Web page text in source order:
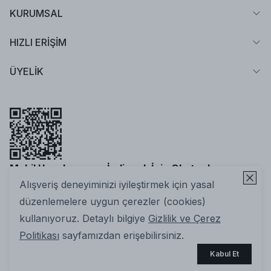
Alışveriş deneyiminizi iyileştirmek için yasal
düzenlemelere uygun çerezler (cookies)
kullanıyoruz. Detaylı bilgiye Gizlilik ve Çerez
Politikası sayfamızdan erişebilirsiniz.
Kabul Et
KURUMSAL
HIZLI ERİŞİM
ÜYELİK
Mobil Uygulamamızı İndirmek İçin Okutun!
2025 Nuuwears. Tüm Hakları Saklıdır | ikas E-ticaret